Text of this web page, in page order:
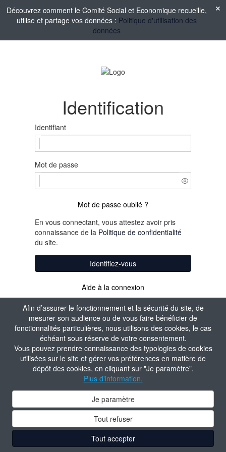
Afin d’assurer le fonctionnement et la sécurité du site, de
mesurer son audience ou de vous faire bénéficier de
fonctionnalités particulières, nous utilisons des cookies, le cas
échéant sous réserve de votre consentement.
Vous pouvez prendre connaissance des typologies de cookies
utilisées sur le site et gérer vos préférences en matière de
dépôt des cookies, en cliquant sur "Je paramètre".
Plus d'information.
Je paramètre
Tout refuser
Tout accepter
Découvrez comment le Comité Social et Economique recueille,
utilise et partage vos données : Politique d'utilisation des
données
Identification
Identifiant
Mot de passe
Mot de passe oublié ?
En vous connectant, vous attestez avoir pris
connaissance de la Politique de confidentialité
du site.
Identifiez-vous
Aide à la connexion